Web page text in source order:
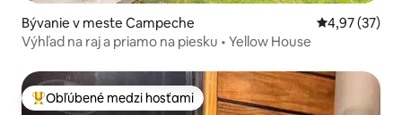
Bývanie v meste Campeche Priemerné
4,97 (37)
Výhľad na raj a priamo na piesku • Yellow House
Najobľúbenejšie medzi hosťami
Obľúbené medzi hosťami